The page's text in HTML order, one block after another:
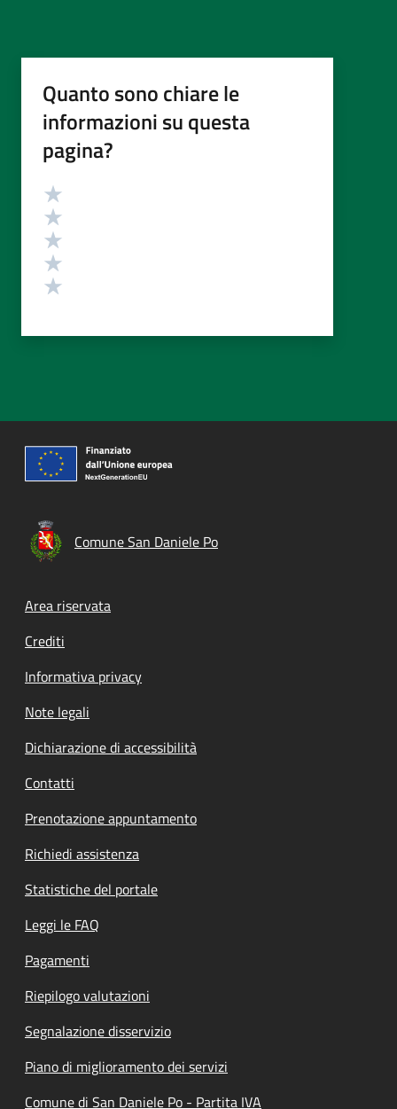
Quanto sono chiare le
informazioni su questa
pagina?
Valutazione
Comune San Daniele Po
Footer menu
Area riservata
Crediti
Informativa privacy
Note legali
Dichiarazione di accessibilità
Contatti
Prenotazione appuntamento
Richiedi assistenza
Statistiche del portale
Leggi le FAQ
Pagamenti
Riepilogo valutazioni
Segnalazione disservizio
Piano di miglioramento dei servizi
Comune di San Daniele Po - Partita IVA